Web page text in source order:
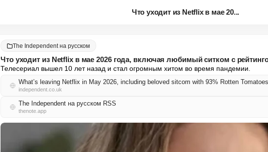
Что уходит из Netflix в мае 20...
The Independent на русском
Что уходит из Netflix в мае 2026 года, включая любимый ситком с
Телесериал вышел 10 лет назад и стал огромным хитом во время пандемии.
What’s leaving Netflix in May 2026, including beloved sitcom with 93% Rotten
independent.co.uk
The Independent на русском RSS
thenote.app